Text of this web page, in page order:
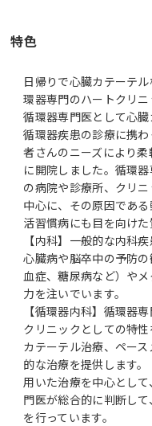
特色
日帰りで心臓カテーテ
環器専門のハートクリニ
循環器専門医として心
循環器疾患の診療に携
者さんのニーズにより
に開院しました。循環
の病院や診療所、クリ
中心に、その原因であ
活習慣病にも目を向けた
【内科】一般的な内科
心臓病や脳卒中の予防
血症、糖尿病など）や
力を注いでいます。
【循環器内科】循環器
クリニックとしての特
カテーテル治療、ペー
的な治療を提供します
用いた治療を中心とし
門医が総合的に判断し
を行っています。